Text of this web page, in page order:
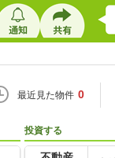
最近見た物件 0
投資する